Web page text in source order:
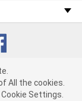
you consent
(3) cv1361
All the cookies.
Settings.